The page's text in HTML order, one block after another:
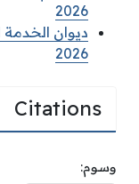
2026
ديوان الخدمة
2026
Citations
وسوم: